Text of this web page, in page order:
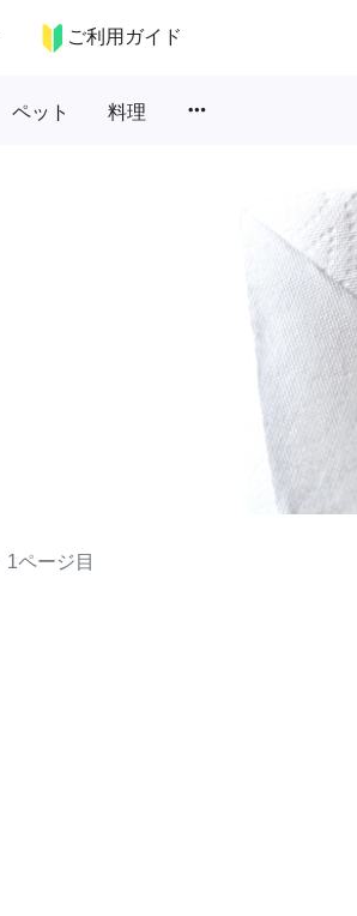
ご利用ガイド
ペット 料理 more_horiz
1ページ目